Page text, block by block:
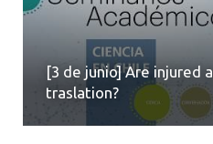
[3 de junio] Are injured
traslation?